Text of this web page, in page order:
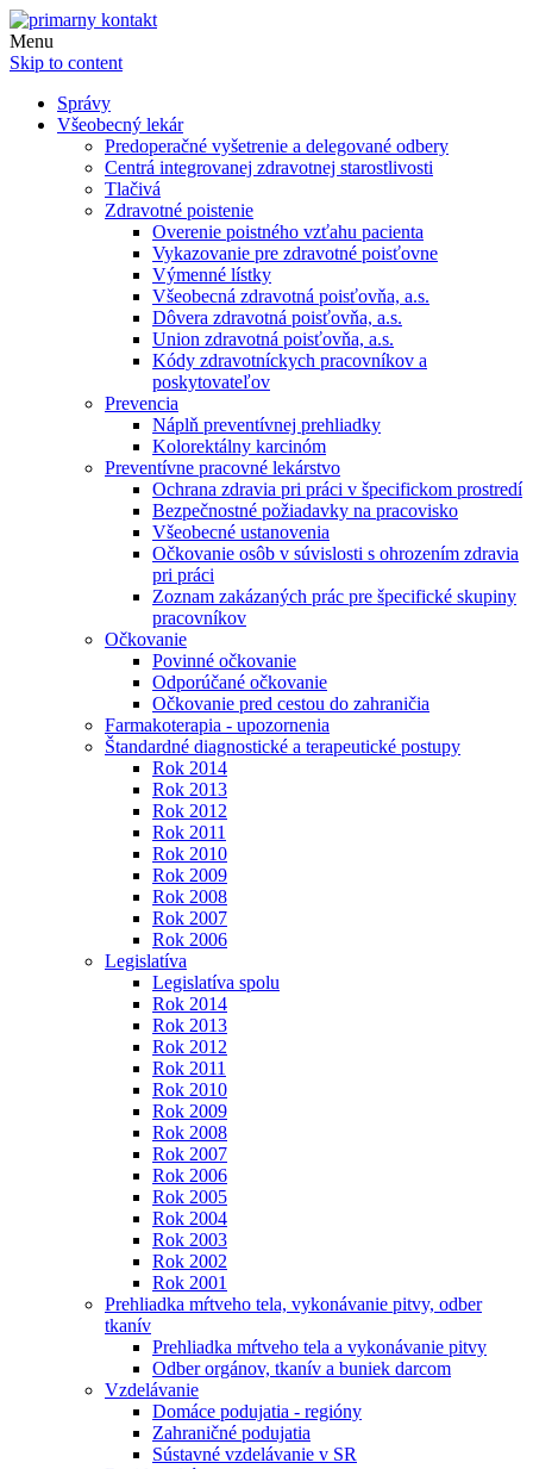
Menu
Skip to content
Správy
Všeobecný lekár
Predoperačné vyšetrenie a delegované odbery
Centrá integrovanej zdravotnej starostlivosti
Tlačivá
Zdravotné poistenie
Overenie poistného vzťahu pacienta
Vykazovanie pre zdravotné poisťovne
Výmenné lístky
Všeobecná zdravotná poisťovňa, a.s.
Dôvera zdravotná poisťovňa, a.s.
Union zdravotná poisťovňa, a.s.
Kódy zdravotníckych pracovníkov a
poskytovateľov
Prevencia
Náplň preventívnej prehliadky
Kolorektálny karcinóm
Preventívne pracovné lekárstvo
Ochrana zdravia pri práci v špecifickom prostredí
Bezpečnostné požiadavky na pracovisko
Všeobecné ustanovenia
Očkovanie osôb v súvislosti s ohrozením zdravia
pri práci
Zoznam zakázaných prác pre špecifické skupiny
pracovníkov
Očkovanie
Povinné očkovanie
Odporúčané očkovanie
Očkovanie pred cestou do zahraničia
Farmakoterapia - upozornenia
Štandardné diagnostické a terapeutické postupy
Rok 2014
Rok 2013
Rok 2012
Rok 2011
Rok 2010
Rok 2009
Rok 2008
Rok 2007
Rok 2006
Legislatíva
Legislatíva spolu
Rok 2014
Rok 2013
Rok 2012
Rok 2011
Rok 2010
Rok 2009
Rok 2008
Rok 2007
Rok 2006
Rok 2005
Rok 2004
Rok 2003
Rok 2002
Rok 2001
Prehliadka mŕtveho tela, vykonávanie pitvy, odber
tkanív
Prehliadka mŕtveho tela a vykonávanie pitvy
Odber orgánov, tkanív a buniek darcom
Vzdelávanie
Domáce podujatia - regióny
Zahraničné podujatia
Sústavné vzdelávanie v SR